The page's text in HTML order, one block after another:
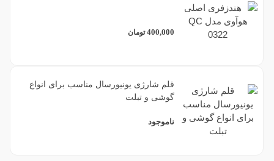
400,000 تومان
قلم شارژی یونیورسال مناسب برای انواع
گوشی و تبلت
ناموجود